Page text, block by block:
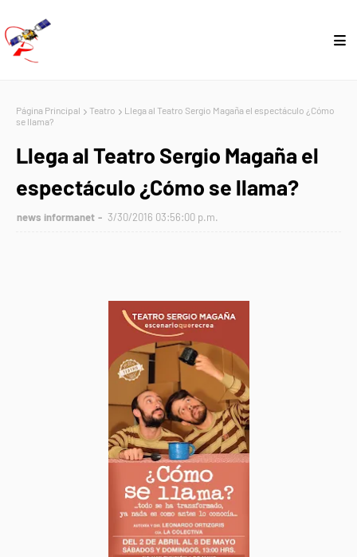
Página Principal Teatro
Llega al Teatro Sergio Magaña el espectáculo ¿Cómo
se llama?
Llega al Teatro Sergio Magaña el
espectáculo ¿Cómo se llama?
news informanet 3/30/2016 03:56:00 p.m.